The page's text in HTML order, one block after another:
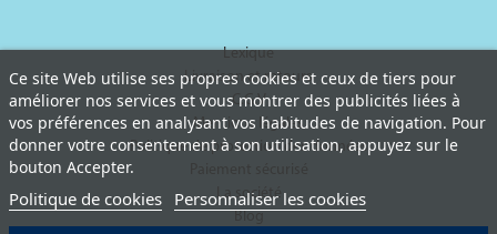
Ce site Web utilise ses propres cookies et ceux de tiers pour
améliorer nos services et vous montrer des publicités liées à
vos préférences en analysant vos habitudes de navigation. Pour
donner votre consentement à son utilisation, appuyez sur le
bouton Accepter.
Politique de cookies Personnaliser les cookies
Lexique
Livraison et retours
C.G.V
Mentions légales
Politique de protection des données
La société
Blog